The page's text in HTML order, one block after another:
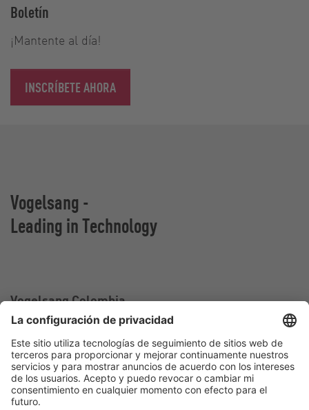
Boletín
¡Mantente al día!
INSCRÍBETE AHORA
Vogelsang -
Leading in Technology
Vogelsang Colombia
Oficina de ventas en Colombia
Calle 2 sur#
25-217 Medellín
Colombia